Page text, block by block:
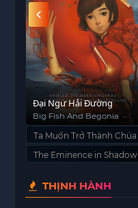
Lugh
không chỉ đối
trong việc xây dựng
còn phải đối đầu với
những mối nguy
Trong hành trình
làm việc cùng
anh cũng sẽ phải đối
khó khăn và sự đấu
mục tiêu trở thành
những tình huống
đấu đầy kịch tính và
Đại Ngư Hải Đường
Big Fish And Begonia
Ta Muốn Trở Thành
The Eminence in Shadow
THỊNH HÀNH